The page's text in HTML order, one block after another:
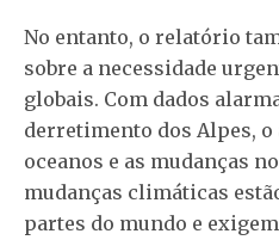
No entanto, o relatório
sobre a necessidade
globais. Com dados
derretimento dos Alpes, o
oceanos e as mudanças
mudanças climáticas
partes do mundo e